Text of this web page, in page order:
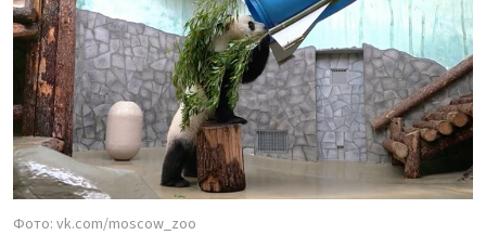
Фото: vk.com/moscow_zoo